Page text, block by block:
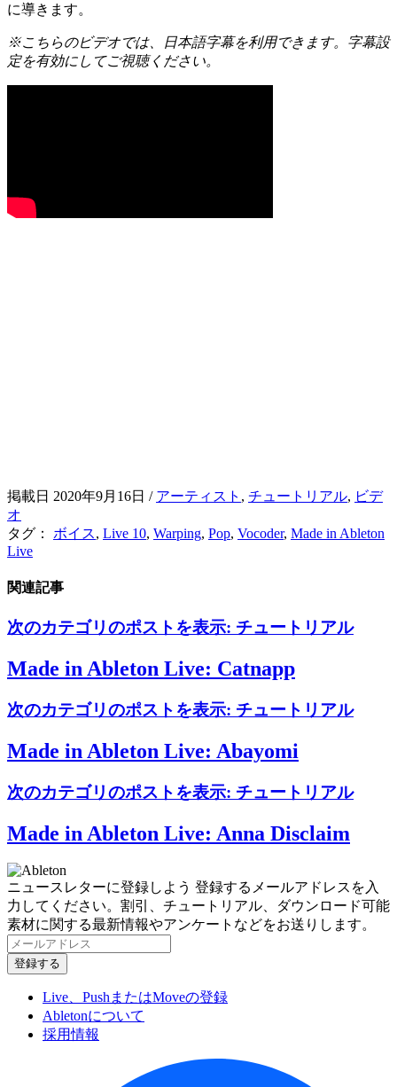
に導きます。
※こちらのビデオでは、日本語字幕を利用できます。字幕設
定を有効にしてご視聴ください。
掲載日 2020年9月16日 / アーティスト , チュートリアル, ビデ
オ
タグ： ボイス, Live 10, Warping, Pop, Vocoder, Made in Ableton
Live
関連記事
次のカテゴリのポストを表示: チュートリアル
Made in Ableton Live: Catnapp
次のカテゴリのポストを表示: チュートリアル
Made in Ableton Live: Abayomi
次のカテゴリのポストを表示: チュートリアル
Made in Ableton Live: Anna Disclaim
ニュースレターに登録しよう 登録するメールアドレスを入
力してください。割引、チュートリアル、ダウンロード可能
素材に関する最新情報やアンケートなどをお送りします。
Live、PushまたはMoveの登録
Abletonについて
採用情報